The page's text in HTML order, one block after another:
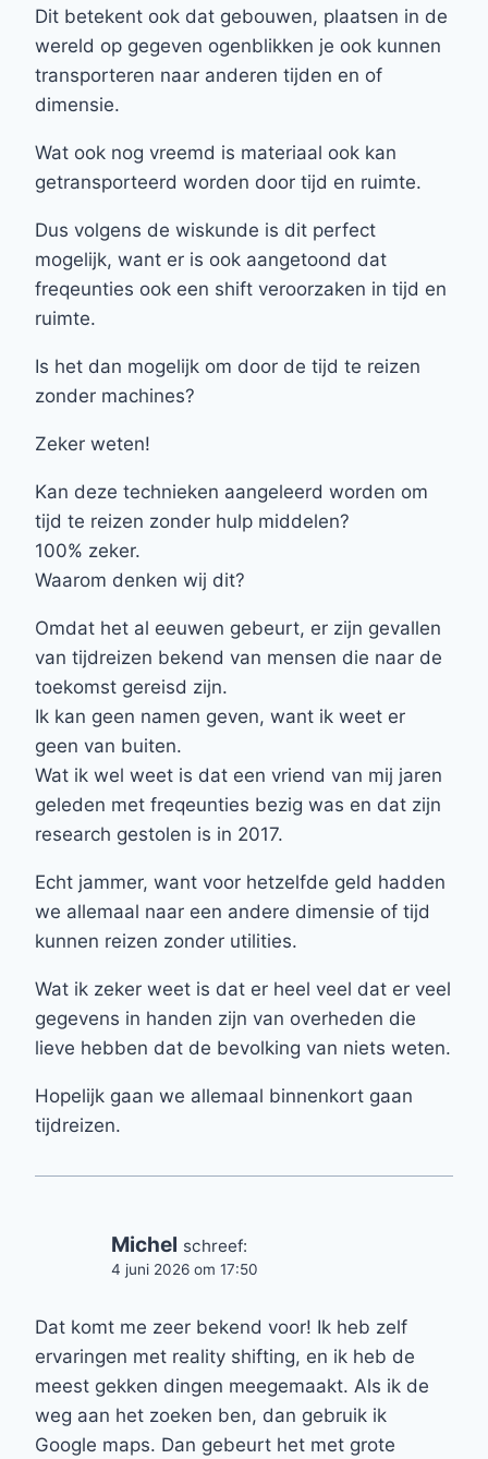
Dit betekent ook dat gebouwen, plaatsen in de
wereld op gegeven ogenblikken je ook kunnen
transporteren naar anderen tijden en of
dimensie.
Wat ook nog vreemd is materiaal ook kan
getransporteerd worden door tijd en ruimte.
Dus volgens de wiskunde is dit perfect
mogelijk, want er is ook aangetoond dat
freqeunties ook een shift veroorzaken in tijd en
ruimte.
Is het dan mogelijk om door de tijd te reizen
zonder machines?
Zeker weten!
Kan deze technieken aangeleerd worden om
tijd te reizen zonder hulp middelen?
100% zeker.
Waarom denken wij dit?
Omdat het al eeuwen gebeurt, er zijn gevallen
van tijdreizen bekend van mensen die naar de
toekomst gereisd zijn.
Ik kan geen namen geven, want ik weet er
geen van buiten.
Wat ik wel weet is dat een vriend van mij jaren
geleden met freqeunties bezig was en dat zijn
research gestolen is in 2017.
Echt jammer, want voor hetzelfde geld hadden
we allemaal naar een andere dimensie of tijd
kunnen reizen zonder utilities.
Wat ik zeker weet is dat er heel veel dat er veel
gegevens in handen zijn van overheden die
lieve hebben dat de bevolking van niets weten.
Hopelijk gaan we allemaal binnenkort gaan
tijdreizen.
Michel schreef:
4 juni 2026 om 17:50
Dat komt me zeer bekend voor! Ik heb zelf
ervaringen met reality shifting, en ik heb de
meest gekken dingen meegemaakt. Als ik de
weg aan het zoeken ben, dan gebruik ik
Google maps. Dan gebeurt het met grote